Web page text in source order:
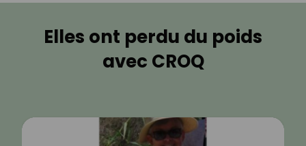
Elles ont perdu du poids
avec CROQ